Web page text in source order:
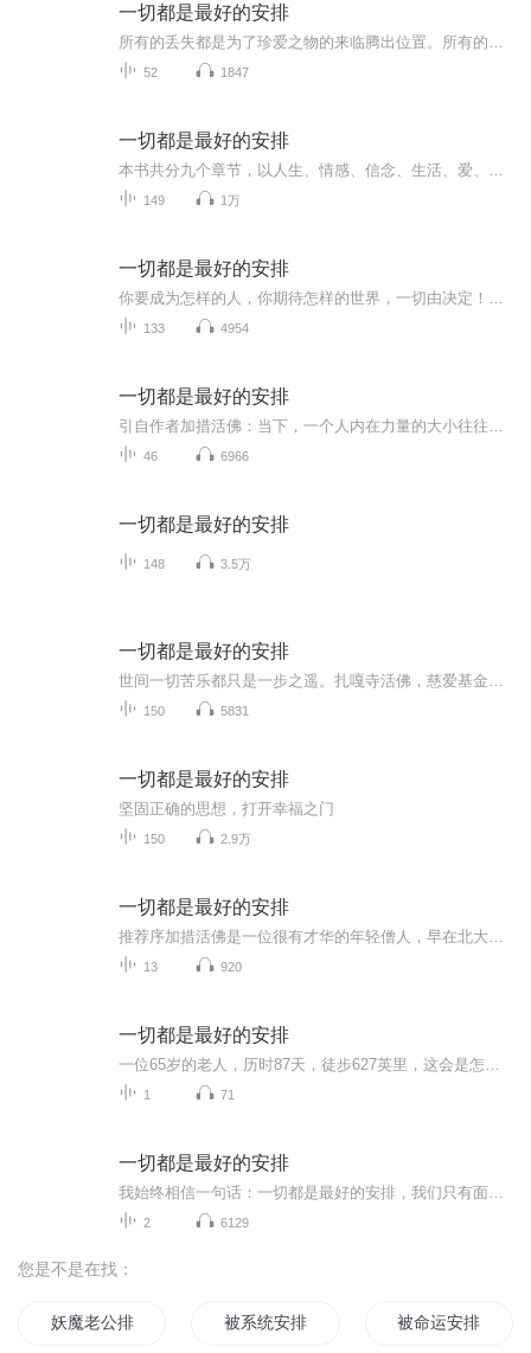
一切都是最好的安排
52 1847
一切都是最好的安排
149 1万
一切都是最好的安排
133 4954
一切都是最好的安排
46 6966
一切都是最好的安排
148 3.5万
一切都是最好的安排
150 5831
一切都是最好的安排
坚固正确的思想，打开幸福之门
150 2.9万
一切都是最好的安排
13 920
一切都是最好的安排
1 71
一切都是最好的安排
2 6129
您是不是在找：
妖魔老公排排站 被系统安排的幸运人生 被命运安排